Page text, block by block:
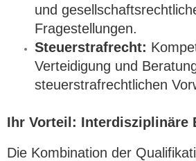
und
Fragestellungen.
Steuerstrafrecht:
Verteidigung und
steuerstrafrechtlichen
Ihr Vorteil: Interdisziplinäre
Die Kombination der